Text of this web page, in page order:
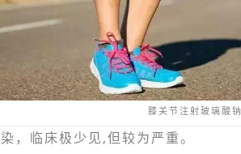
膝关节注射玻璃酸钠
，临床极少见,但较为严重。